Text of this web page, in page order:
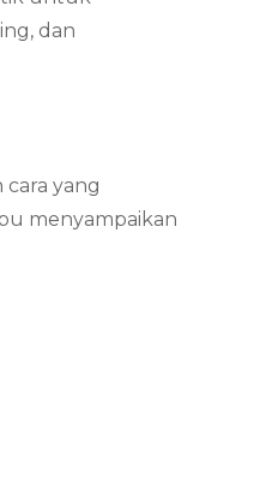
dan
yang
menyampaikan